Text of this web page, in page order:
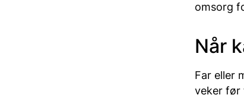
omsorg
Når
Far eller
veker før